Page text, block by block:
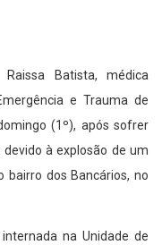
Batista, médica
e Trauma de
(1º), após sofrer
à explosão de um
bairro dos Bancários, no
na Unidade de